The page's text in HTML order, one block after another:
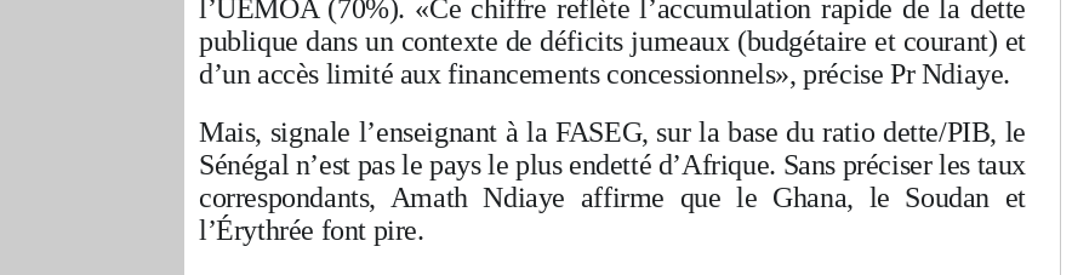
l’UEMOA (70%). «Ce chiffre reflète l’accumulation rapide de la dette
publique dans un contexte de déficits jumeaux (budgétaire et courant) et
d’un accès limité aux financements concessionnels», précise Pr Ndiaye.
Mais, signale l’enseignant à la FASEG, sur la base du ratio dette/PIB, le
Sénégal n’est pas le pays le plus endetté d’Afrique. Sans préciser les taux
correspondants, Amath Ndiaye affirme que le Ghana, le Soudan et
l’Érythrée font pire.